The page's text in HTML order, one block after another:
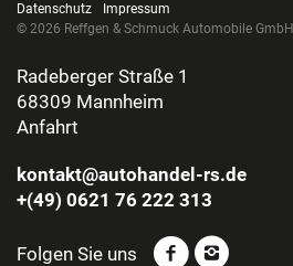
Datenschutz
Impressum
© 2026 Reffgen & Schmuck Automobile GmbH
Radeberger Straße 1
68309 Mannheim
Anfahrt
kontakt@autohandel-rs.de
+(49) 0621 76 222 313
Folgen Sie uns